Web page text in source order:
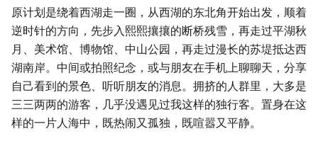
原计划是绕着西湖走一圈，从西湖的东北角开始出发，顺着
逆时针的方向，先步入熙熙攘攘的断桥残雪，再走过平湖秋
月、美术馆、博物馆、中山公园，再走过漫长的苏堤抵达西
湖南岸。中间或拍照纪念，或与朋友在手机上聊聊天，分享
自己看到的景色、听听朋友的消息。拥挤的人群里，大多是
三三两两的游客，几乎没遇见过我这样的独行客。置身在这
样的一片人海中，既热闹又孤独，既喧嚣又平静。